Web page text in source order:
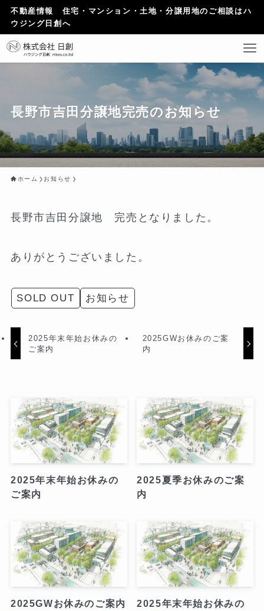
不動産情報 住宅・マンション・土地・分譲用地のご相談はハ
ウジング日創へ
長野市吉田分譲地完売のお知らせ
ホーム お知らせ
長野市吉田分譲地 完売となりました。
ありがとうございました。
SOLD OUT お知らせ
2025年末年始お休みの
ご案内
2025GWお休みのご案
内
2025年末年始お休みの
ご案内
2025夏季お休みのご案
内
2025GWお休みのご案内
2025年末年始お休みの